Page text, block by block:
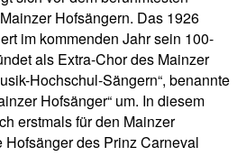
Hofsängern. Das 1926
im kommenden Jahr sein 100-
als Extra-Chor des Mainzer
Hochschul-Sängern“, benannte
Hofsänger“ um. In diesem
erstmals für den Mainzer
des Prinz Carneval